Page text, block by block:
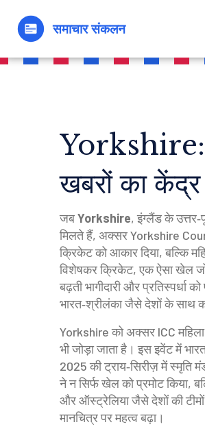
Yorkshire:
खबरों का केंद्र
जबYorkshire,इंग्लैंड के
मिलते हैं, अक्सरYorkshire
क्रिकेट को आकार दिया, बल्कि
विशेषकरक्रिकेट,एक ऐसा खेल
बढ़ती भागीदारी और प्रतिस्पर्धाको
भारत‑श्रीलंका जैसे देशों के साथ
Yorkshire को अक्सर ICC
भी जोड़ा जाता है। इस इवेंट में
2025 की ट्राय‑सिरीज़ में
ने न सिर्फ खेल को प्रमोट किया,
और ऑस्ट्रेलिया जैसे देशों की
मानचित्र पर महत्व बढ़ा।